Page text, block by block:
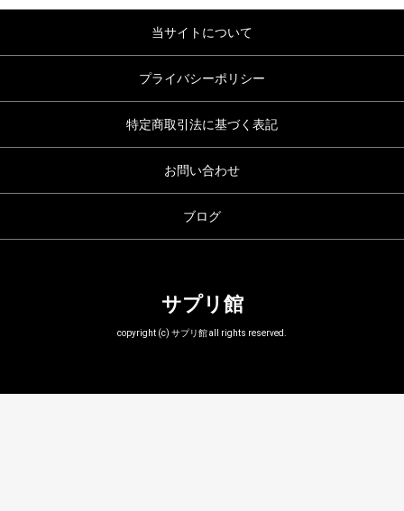
当サイトについて
プライバシーポリシー
特定商取引法に基づく表記
お問い合わせ
ブログ
サプリ館
copyright (c) サプリ館 all rights reserved.